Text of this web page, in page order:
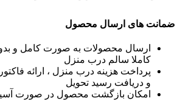
ضمانت های ارسال محصول
ارسال محصولات به صورت کامل و
کاملا سالم درب منزل
پرداخت هزینه درب منزل ، ارائه
و دریافت رسید تحویل
امکان بازگشت محصول در صورت